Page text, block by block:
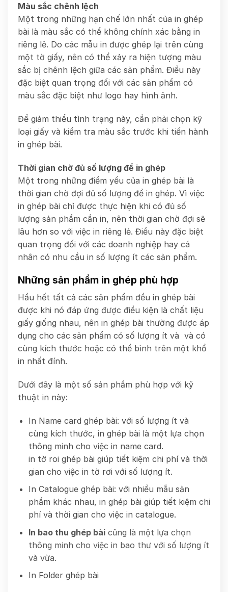
Màu sắc chênh lệch
Một trong những hạn chế lớn nhất của in ghép
bài là màu sắc có thể không chính xác bằng in
riêng lẻ. Do các mẫu in được ghép lại trên cùng
một tờ giấy, nên có thể xảy ra hiện tượng màu
sắc bị chênh lệch giữa các sản phẩm. Điều này
đặc biệt quan trọng đối với các sản phẩm có
màu sắc đặc biệt như logo hay hình ảnh.
Để giảm thiểu tình trạng này, cần phải chọn kỹ
loại giấy và kiểm tra màu sắc trước khi tiến hành
in ghép bài.
Thời gian chờ đủ số lượng để in ghép
Một trong những điểm yếu của in ghép bài là
thời gian chờ đợi đủ số lượng để in ghép. Vì việc
in ghép bài chỉ được thực hiện khi có đủ số
lượng sản phẩm cần in, nên thời gian chờ đợi sẽ
lâu hơn so với việc in riêng lẻ. Điều này đặc biệt
quan trọng đối với các doanh nghiệp hay cá
nhân có nhu cầu in số lượng ít các sản phẩm.
Những sản phẩm in ghép phù hợp
Hầu hết tất cả các sản phẩm đều in ghép bài
được khi nó đáp ứng được điều kiện là chất liệu
giấy giống nhau, nên in ghép bài thường được áp
dụng cho các sản phẩm có số lượng ít và và có
cùng kích thước hoặc có thể bình trên một khổ
in nhất đính.
Dưới đây là một số sản phẩm phù hợp với kỹ
thuật in này:
In Name card ghép bài: với số lượng ít và
cùng kích thước, in ghép bài là một lựa chọn
thông minh cho việc in name card.
in tờ roi ghép bài giúp tiết kiệm chi phí và thời
gian cho việc in tờ rơi với số lượng ít.
In Catalogue ghép bài: với nhiều mẫu sản
phẩm khác nhau, in ghép bài giúp tiết kiệm chi
phí và thời gian cho việc in catalogue.
In bao thu ghép bàicũng là một lựa chọn
thông minh cho việc in bao thư với số lượng ít
và vừa.
In Folder ghép bài